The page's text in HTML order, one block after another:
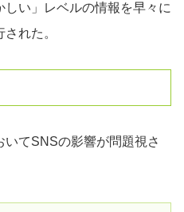
い」レベルの情報を早々に
れた。
てSNSの影響が問題視さ